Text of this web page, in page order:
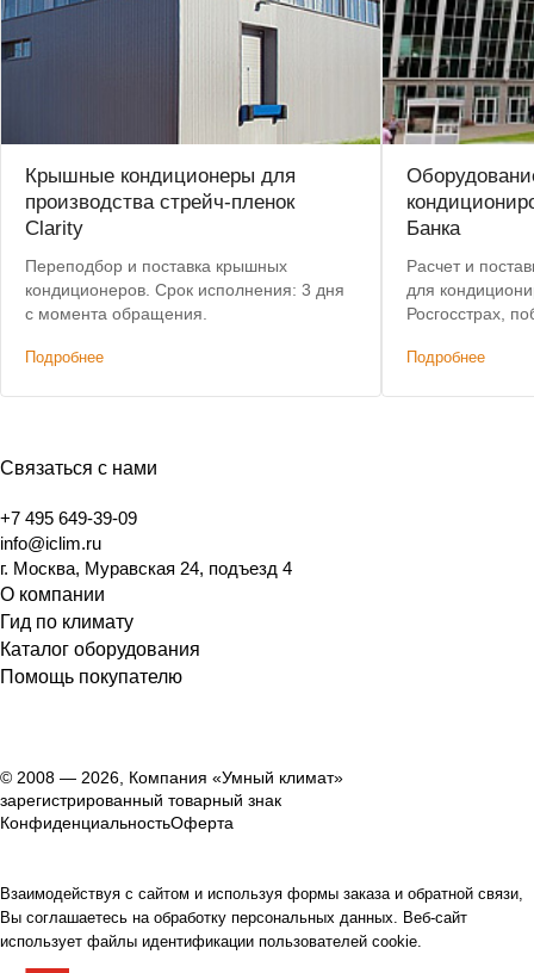
Крышные кондиционеры для
производства стрейч-пленок
Clarity
Переподбор и поставка крышных
кондиционеров. Срок исполнения: 3 дня
с момента обращения.
Подробнее
Банка
Расчет и
для
Росгосстрах,
Подробнее
Связаться с нами
+7 495 649-39-09
info@iclim.ru
г. Москва, Муравская 24, подъезд 4
О компании
Гид по климату
Каталог оборудования
Помощь покупателю
© 2008 — 2026, Компания «Умный климат»
зарегистрированный товарный знак
КонфиденциальностьОферта
Взаимодействуя с сайтом и используя формы заказа и обратной связи,
Вы соглашаетесь на обработку персональных данных. Веб-сайт
использует файлы идентификации пользователей cookie.